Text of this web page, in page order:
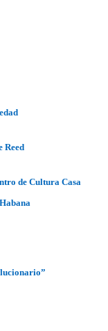
Reed
de Cultura Casa